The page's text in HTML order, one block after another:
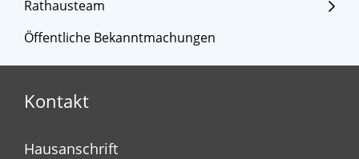
Rathausteam
Öffentliche Bekanntmachungen
Kontakt
Hausanschrift